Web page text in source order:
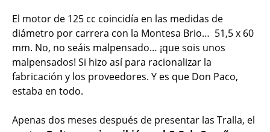
El motor de 125 cc coincidía en las medidas de
diámetro por carrera con la Montesa Brio… 51,5 x 60
mm. No, no seáis malpensado… ¡que sois unos
malpensados! Si hizo así para racionalizar la
fabricación y los proveedores. Y es que Don Paco,
estaba en todo.
Apenas dos meses después de presentar las Tralla, el